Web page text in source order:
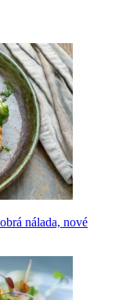
nálada, nové